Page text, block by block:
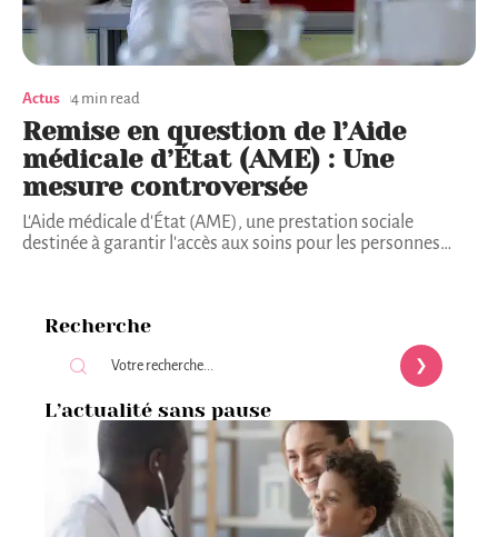
Actus 4 min read
Remise en question de l’Aide
médicale d’État (AME) : Une
mesure controversée
L'Aide médicale d'État (AME), une prestation sociale
destinée à garantir l'accès aux soins pour les personnes…
Recherche
L’actualité sans pause